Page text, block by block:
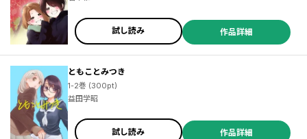
試し読み 作品詳細
ともことみつき
1-2巻 (300pt)
益田学昭
試し読み 作品詳細